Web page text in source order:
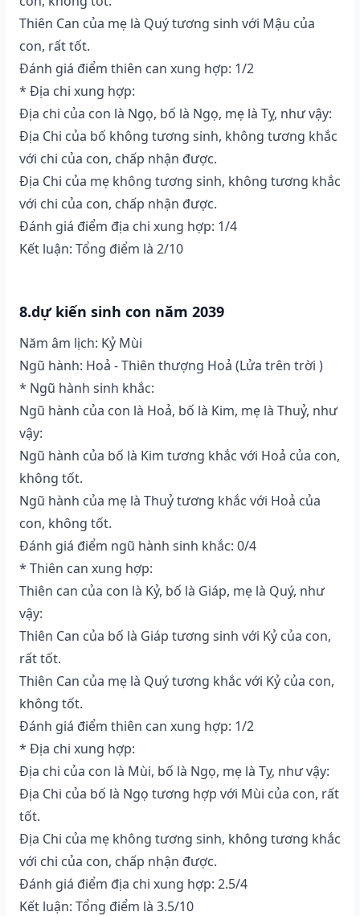
Thiên Can của mẹ là Quý tương sinh với Mậu của
con, rất tốt.
Đánh giá điểm thiên can xung hợp: 1/2
* Địa chi xung hợp:
Địa chi của con là Ngọ, bố là Ngọ, mẹ là Tỵ, như vậy:
Địa Chi của bố không tương sinh, không tương khắc
với chi của con, chấp nhận được.
Địa Chi của mẹ không tương sinh, không tương khắc
với chi của con, chấp nhận được.
Đánh giá điểm địa chi xung hợp: 1/4
Kết luận: Tổng điểm là 2/10
8.dự kiến sinh con năm 2039
Năm âm lịch: Kỷ Mùi
Ngũ hành: Hoả - Thiên thượng Hoả (Lửa trên trời )
* Ngũ hành sinh khắc:
Ngũ hành của con là Hoả, bố là Kim, mẹ là Thuỷ, như
vậy:
Ngũ hành của bố là Kim tương khắc với Hoả của con,
không tốt.
Ngũ hành của mẹ là Thuỷ tương khắc với Hoả của
con, không tốt.
Đánh giá điểm ngũ hành sinh khắc: 0/4
* Thiên can xung hợp:
Thiên can của con là Kỷ, bố là Giáp, mẹ là Quý, như
vậy:
Thiên Can của bố là Giáp tương sinh với Kỷ của con,
rất tốt.
Thiên Can của mẹ là Quý tương khắc với Kỷ của con,
không tốt.
Đánh giá điểm thiên can xung hợp: 1/2
* Địa chi xung hợp:
Địa chi của con là Mùi, bố là Ngọ, mẹ là Tỵ, như vậy:
Địa Chi của bố là Ngọ tương hợp với Mùi của con, rất
tốt.
Địa Chi của mẹ không tương sinh, không tương khắc
với chi của con, chấp nhận được.
Đánh giá điểm địa chi xung hợp: 2.5/4
Kết luận: Tổng điểm là 3.5/10